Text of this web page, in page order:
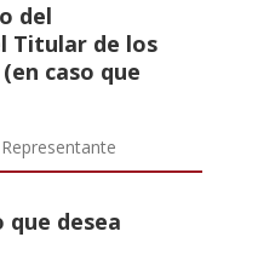
del
Titular de los
caso que
que desea